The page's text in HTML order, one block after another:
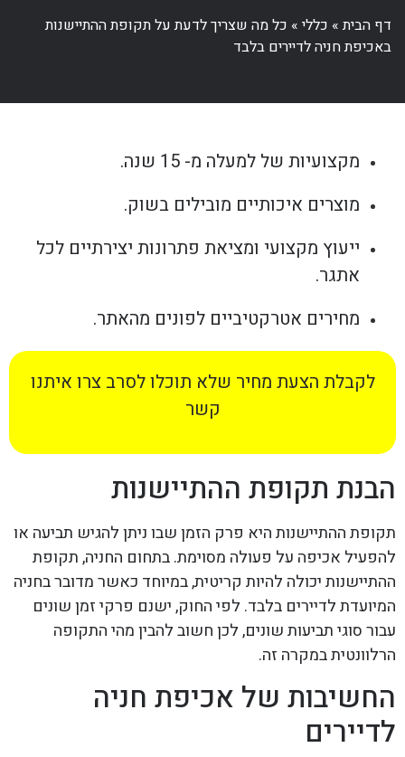
דף הבית» כללי» כל מה שצריך לדעת על תקופת ההתיישנות
באכיפת חניה לדיירים בלבד
מקצועיות של למעלה מ- 15 שנה.
מוצרים איכותיים מובילים בשוק.
ייעוץ מקצועי ומציאת פתרונות יצירתיים לכל
אתגר.
מחירים אטרקטיביים לפונים מהאתר.
לקבלת הצעת מחיר שלא תוכלו לסרב צרו איתנו
קשר
הבנת תקופת ההתיישנות
תקופת ההתיישנות היא פרק הזמן שבו ניתן להגיש תביעה או
להפעיל אכיפה על פעולה מסוימת. בתחום החניה, תקופת
ההתיישנות יכולה להיות קריטית, במיוחד כאשר מדובר בחניה
המיועדת לדיירים בלבד. לפי החוק, ישנם פרקי זמן שונים
עבור סוגי תביעות שונים, לכן חשוב להבין מהי התקופה
הרלוונטית במקרה זה.
החשיבות של אכיפת חניה
לדיירים